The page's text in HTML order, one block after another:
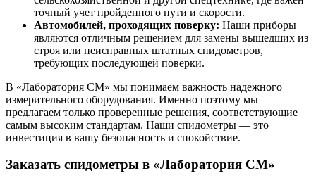
точный учет пройденного пути и скорости.
Автомобилей, проходящих поверку: Наши приборы
являются отличным решением для замены вышедших из
строя или неисправных штатных спидометров,
требующих последующей поверки.
В «Лаборатория СМ» мы понимаем важность надежного
измерительного оборудования. Именно поэтому мы
предлагаем только проверенные решения, соответствующие
самым высоким стандартам. Наши спидометры — это
инвестиция в вашу безопасность и спокойствие.
Заказать спидометры в «Лаборатория СМ»